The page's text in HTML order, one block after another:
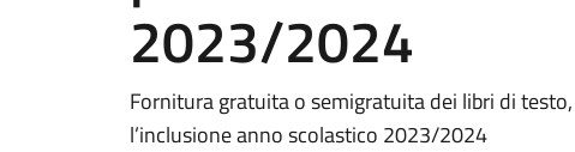
2023/2024
Fornitura gratuita o semigratuita dei libri di
l’inclusione anno scolastico 2023/2024